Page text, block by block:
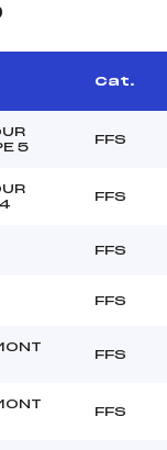
Cat.
5
FFS
FFS
FFS
FFS
FFS
FFS